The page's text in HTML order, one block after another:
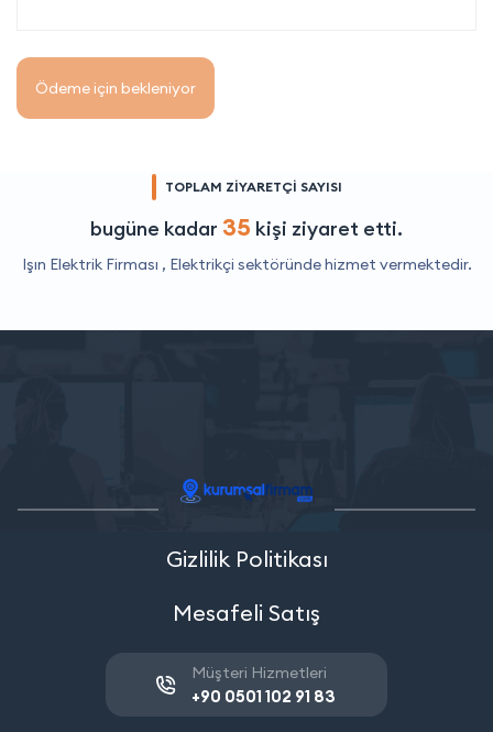
Ödeme için bekleniyor
TOPLAM ZİYARETÇİ SAYISI
bugüne kadar 35 kişi ziyaret etti.
Işın Elektrik Firması , Elektrikçi sektöründe hizmet vermektedir.
Gizlilik Politikası
Mesafeli Satış
Müşteri Hizmetleri
+90 0501 102 91 83